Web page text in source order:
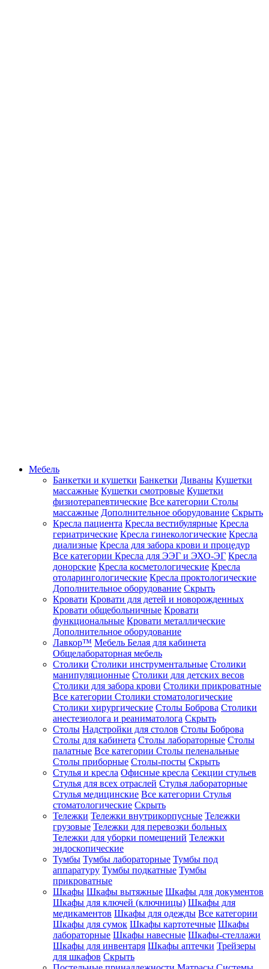
Мебель
Банкетки и кушетки Банкетки Диваны Кушетки
массажные Кушетки смотровые Кушетки
физиотерапевтические Все категории Столы
массажные Дополнительное оборудование Скрыть
Кресла пациента Кресла вестибулярные Кресла
гериатрические Кресла гинекологические Кресла
диализные Кресла для забора крови и процедур
Все категории Кресла для ЭЭГ и ЭХО-ЭГ Кресла
донорские Кресла косметологические Кресла
отоларингологические Кресла проктологические
Дополнительное оборудование Скрыть
Кровати Кровати для детей и новорожденных
Кровати общебольничные Кровати
функциональные Кровати металлические
Дополнительное оборудование
Лавкор™ Мебель Белая для кабинета
Общелабораторная мебель
Столики Столики инструментальные Столики
манипуляционные Столики для детских весов
Столики для забора крови Столики прикроватные
Все категории Столики стоматологические
Столики хирургические Столы Боброва Столики
анестезиолога и реаниматолога Скрыть
Столы Надстройки для столов Столы Боброва
Столы для кабинета Столы лабораторные Столы
палатные Все категории Столы пеленальные
Столы приборные Столы-посты Скрыть
Стулья и кресла Офисные кресла Секции стульев
Стулья для всех отраслей Стулья лабораторные
Стулья медицинские Все категории Стулья
стоматологические Скрыть
Тележки Тележки внутрикорпусные Тележки
грузовые Тележки для перевозки больных
Тележки для уборки помещений Тележки
эндоскопические
Тумбы Тумбы лабораторные Тумбы под
аппаратуру Тумбы подкатные Тумбы
прикроватные
Шкафы Шкафы вытяжные Шкафы для документов
Шкафы для ключей (ключницы) Шкафы для
медикаментов Шкафы для одежды Все категории
Шкафы для сумок Шкафы картотечные Шкафы
лабораторные Шкафы навесные Шкафы-стеллажи
Шкафы для инвентаря Шкафы аптечки Трейзеры
для шкафов Скрыть